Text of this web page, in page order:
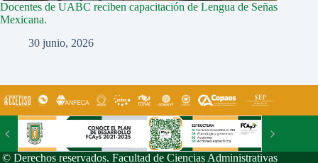
Docentes de UABC reciben capacitación de Lengua de Señas
Mexicana.
30 junio, 2026
© Derechos reservados. Facultad de Ciencias Administrativas